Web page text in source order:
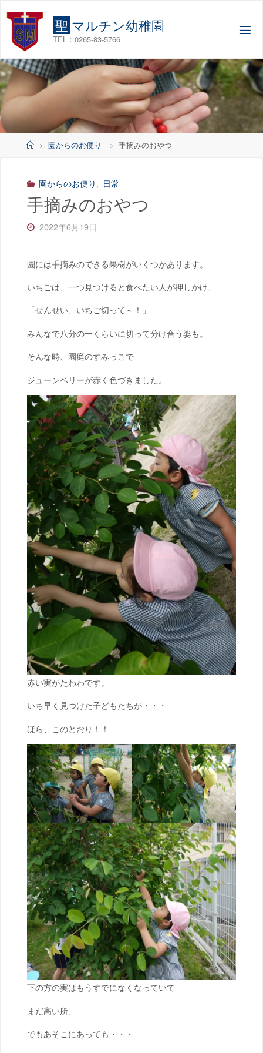
ン
ツ
へ
ス
キ
ッ
聖 マルチン幼稚園
TEL：0265-83-5766
ホ
園からのお便り 手摘みのおやつ
園からのお便り, 日常
手摘みのおやつ
2022年6月19日
園には手摘みのできる果樹がいくつかあります。
いちごは、一つ見つけると食べたい人が押しかけ、
「せんせい、いちご切って～！」
みんなで八分の一くらいに切って分け合う姿も。
そんな時、園庭のすみっこで
ジューンベリーが赤く色づきました。
赤い実がたわわです。
いち早く見つけた子どもたちが・・・
ほら、このとおり！！
下の方の実はもうすでになくなっていて
まだ高い所、
でもあそこにあっても・・・